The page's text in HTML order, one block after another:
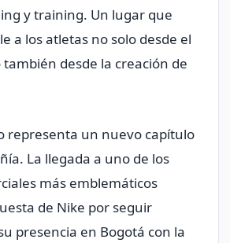
y training. Un lugar que
a los atletas no solo desde el
desde la creación de
representa un nuevo capítulo
La llegada a uno de los
más emblemáticos
de Nike por seguir
presencia en Bogotá con la